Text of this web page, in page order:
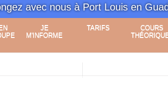
avec nous à Port Louis en
JE
M'INFORME
TARIFS
COURS